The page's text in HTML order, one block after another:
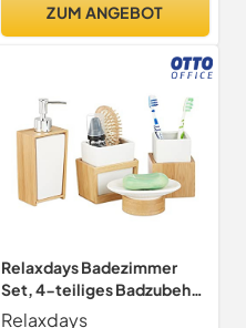
ZUM ANGEBOT
Relaxdays Badezimmer
Set, 4-teiliges Badzubehör
aus Keramik und Bambus,
Relaxdays